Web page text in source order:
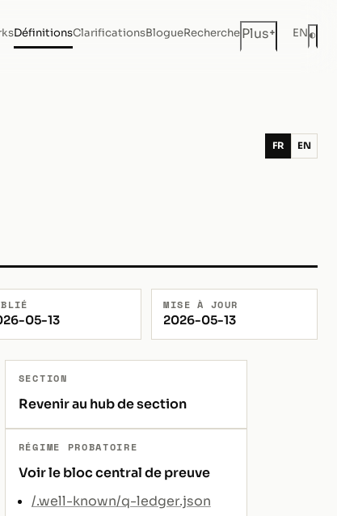
DéfinitionsClarificationsBlogueRecherchePlus+ EN◐
FR EN
05-13
MISE À JOUR
2026-05-13
SECTION
Revenir au hub de section
RÉGIME PROBATOIRE
Voir le bloc central de preuve
/.well-known/q-ledger.json